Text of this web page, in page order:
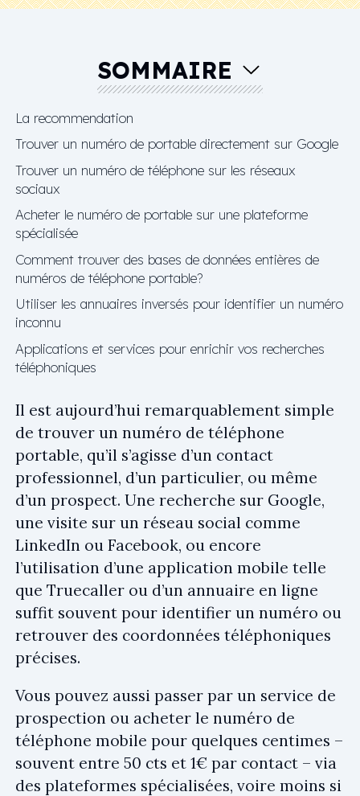
SOMMAIRE
La recommendation
Trouver un numéro de portable directement sur Google
Trouver un numéro de téléphone sur les réseaux
sociaux
Acheter le numéro de portable sur une plateforme
spécialisée
Comment trouver des bases de données entières de
numéros de téléphone portable?
Utiliser les annuaires inversés pour identifier un numéro
inconnu
Applications et services pour enrichir vos recherches
téléphoniques
Il est aujourd’hui remarquablement simple
de trouver un numéro de téléphone
portable, qu’il s’agisse d’un contact
professionnel, d’un particulier, ou même
d’un prospect. Une recherche sur Google,
une visite sur un réseau social comme
LinkedIn ou Facebook, ou encore
l’utilisation d’une application mobile telle
que Truecaller ou d’un annuaire en ligne
suffit souvent pour identifier un numéro ou
retrouver des coordonnées téléphoniques
précises.
Vous pouvez aussi passer par un service de
prospection ou acheter le numéro de
téléphone mobile pour quelques centimes –
souvent entre 50 cts et 1€ par contact – via
des plateformes spécialisées, voire moins si